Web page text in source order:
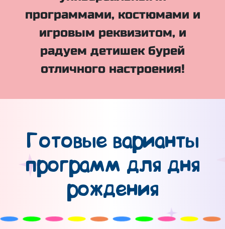
программами, костюмами и
игровым реквизитом, и
радуем детишек бурей
отличного настроения!
Готовые варианты
программ для дня
рождения